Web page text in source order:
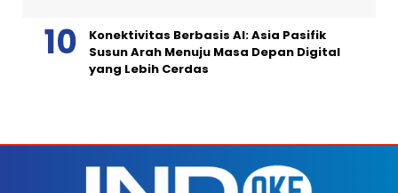
Konektivitas Berbasis AI: Asia Pasifik
Susun Arah Menuju Masa Depan Digital
yang Lebih Cerdas